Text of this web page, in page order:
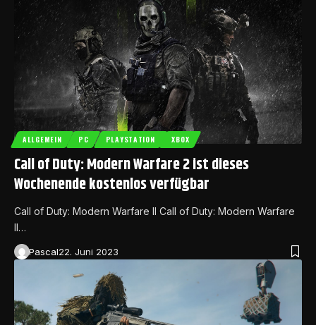
ALLGEMEIN PC PLAYSTATION XBOX
Call of Duty: Modern Warfare 2 ist dieses
Wochenende kostenlos verfügbar
Call of Duty: Modern Warfare II Call of Duty: Modern Warfare
II…
Pascal22. Juni 2023